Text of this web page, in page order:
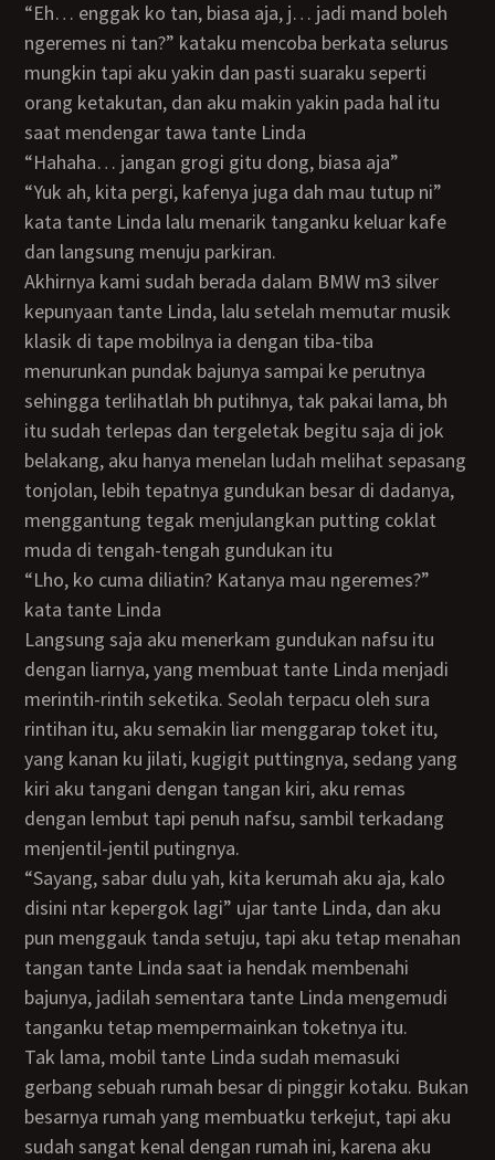
“Eh… enggak ko tan, biasa aja, j… jadi mand boleh
ngeremes ni tan?” kataku mencoba berkata selurus
mungkin tapi aku yakin dan pasti suaraku seperti
orang ketakutan, dan aku makin yakin pada hal itu
saat mendengar tawa tante Linda
“Hahaha… jangan grogi gitu dong, biasa aja”
“Yuk ah, kita pergi, kafenya juga dah mau tutup ni”
kata tante Linda lalu menarik tanganku keluar kafe
dan langsung menuju parkiran.
Akhirnya kami sudah berada dalam BMW m3 silver
kepunyaan tante Linda, lalu setelah memutar musik
klasik di tape mobilnya ia dengan tiba-tiba
menurunkan pundak bajunya sampai ke perutnya
sehingga terlihatlah bh putihnya, tak pakai lama, bh
itu sudah terlepas dan tergeletak begitu saja di jok
belakang, aku hanya menelan ludah melihat sepasang
tonjolan, lebih tepatnya gundukan besar di dadanya,
menggantung tegak menjulangkan putting coklat
muda di tengah-tengah gundukan itu
“Lho, ko cuma diliatin? Katanya mau ngeremes?”
kata tante Linda
Langsung saja aku menerkam gundukan nafsu itu
dengan liarnya, yang membuat tante Linda menjadi
merintih-rintih seketika. Seolah terpacu oleh sura
rintihan itu, aku semakin liar menggarap toket itu,
yang kanan ku jilati, kugigit puttingnya, sedang yang
kiri aku tangani dengan tangan kiri, aku remas
dengan lembut tapi penuh nafsu, sambil terkadang
menjentil-jentil putingnya.
“Sayang, sabar dulu yah, kita kerumah aku aja, kalo
disini ntar kepergok lagi” ujar tante Linda, dan aku
pun menggauk tanda setuju, tapi aku tetap menahan
tangan tante Linda saat ia hendak membenahi
bajunya, jadilah sementara tante Linda mengemudi
tanganku tetap mempermainkan toketnya itu.
Tak lama, mobil tante Linda sudah memasuki
gerbang sebuah rumah besar di pinggir kotaku. Bukan
besarnya rumah yang membuatku terkejut, tapi aku
sudah sangat kenal dengan rumah ini, karena aku